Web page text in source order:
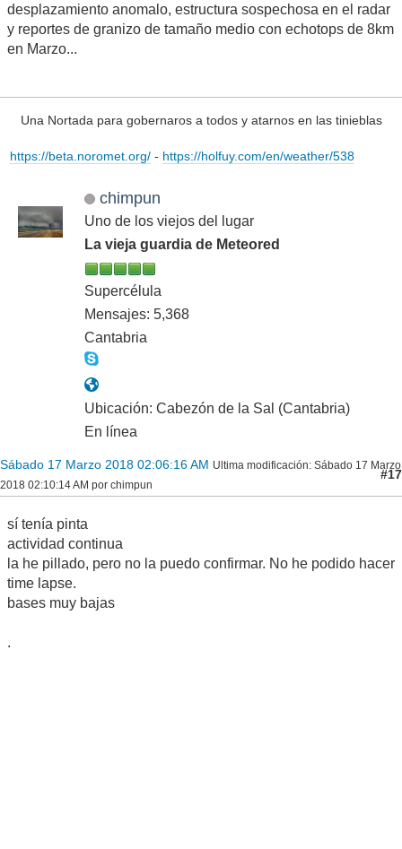
desplazamiento anomalo, estructura sospechosa en el radar
y reportes de granizo de tamaño medio con echotops de 8km
en Marzo...
Una Nortada para gobernaros a todos y atarnos en las tinieblas
https://beta.noromet.org/- https://holfuy.com/en/weather/538
chimpun
Uno de los viejos del lugar
La vieja guardia de Meteored
Supercélula
Mensajes: 5,368
Cantabria
Ubicación: Cabezón de la Sal (Cantabria)
En línea
Sábado 17 Marzo 2018 02:06:16 AM Ultima modificación: Sábado 17 Marzo
2018 02:10:14 AM por chimpun
#17
sí tenía pinta
actividad continua
la he pillado, pero no la puedo confirmar. No he podido hacer
time lapse.
bases muy bajas
.